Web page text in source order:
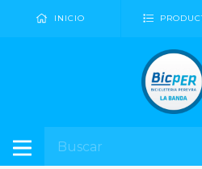
INICIO